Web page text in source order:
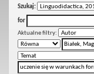
Szukaj:
for
Aktualne filtry: